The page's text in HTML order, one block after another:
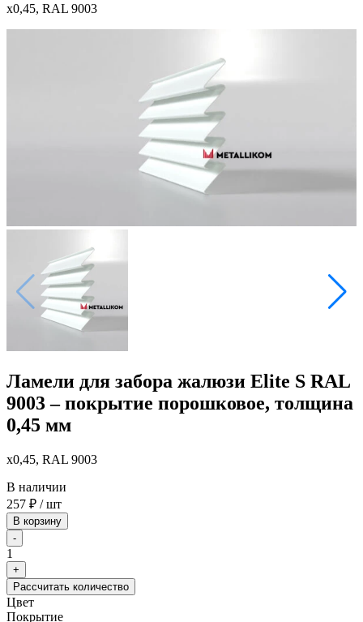
x0,45, RAL 9003
Ламели для забора жалюзи Elite S RAL
9003 – покрытие порошковое, толщина
0,45 мм
x0,45, RAL 9003
В наличии
257 ₽ / шт
В корзину
-
1
+
Рассчитать количество
Цвет
Покрытие